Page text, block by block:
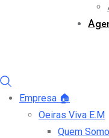
Empresa 🏠
Oeiras Viva E.M
Quem